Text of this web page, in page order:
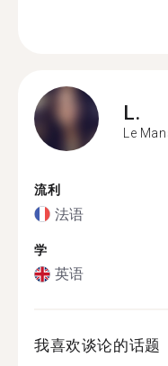
L.
Le
流利
法语
学
英语
我喜欢谈论的话题